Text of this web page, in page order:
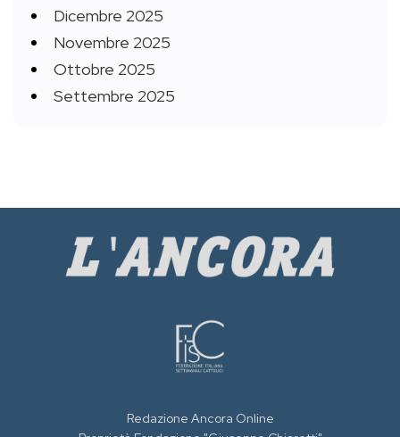
Dicembre 2025
Novembre 2025
Ottobre 2025
Settembre 2025
Redazione Ancora Online